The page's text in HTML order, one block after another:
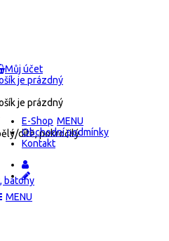
Můj účet
je prázdný
je prázdný
E-Shop
Obchodní podmínky
Kontakt
dítě, pokročilý
batohy